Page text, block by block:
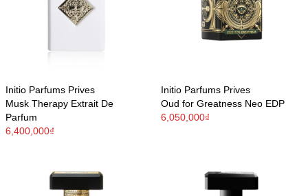
Initio Parfums Prives
Musk Therapy Extrait De
Parfum
6,400,000₫
Initio Parfums Prives
Oud for Greatness Neo EDP
6,050,000₫